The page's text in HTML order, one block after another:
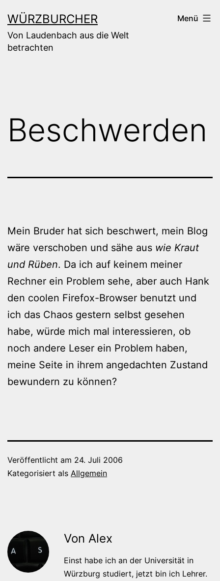
Inhalt
springen
WÜRZBURCHER
Von Laudenbach aus die Welt
betrachten
Menü
Beschwerden
Mein Bruder hat sich beschwert, mein Blog
wäre verschoben und sähe aus wie Kraut
und Rüben. Da ich auf keinem meiner
Rechner ein Problem sehe, aber auch Hank
den coolen Firefox-Browser benutzt und
ich das Chaos gestern selbst gesehen
habe, würde mich mal interessieren, ob
noch andere Leser ein Problem haben,
meine Seite in ihrem angedachten Zustand
bewundern zu können?
Veröffentlicht am 24. Juli 2006
Kategorisiert als Allgemein
Von Alex
Einst habe ich an der Universität in
Würzburg studiert, jetzt bin ich Lehrer.